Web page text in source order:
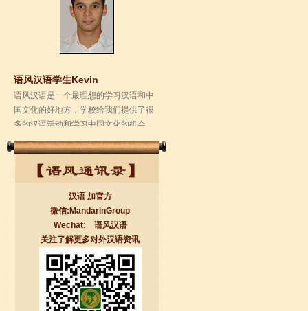
语风汉语学生Kevin
语风汉语是一个最理想的学习汉语和中
多的汉语活动和学习中国文化的机会，
学校的环境是...
无锡语风汉语学校Jessie
我学习汉语已经八年了,我能听明白别人
说汉语,但是我自己说汉语却觉得说不出
口。我现在在语风汉语无锡校学习，每
汉语 加官方
微信:MandarinGroup
Wechat: 语风汉语
关注了解更多对外汉语资讯